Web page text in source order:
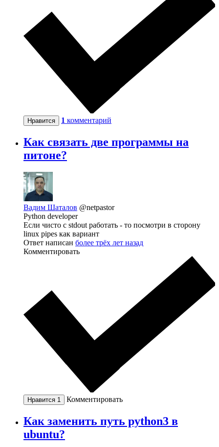
Нравится 1 комментарий
Как связать две программы на
питоне?
Вадим Шаталов @netpastor
Python developer
Если чисто с stdout работать - то посмотри в сторону
linux pipes как вариант
Ответ написан более трёх лет назад
Комментировать
Нравится 1 Комментировать
Как заменить путь python3 в
ubuntu?